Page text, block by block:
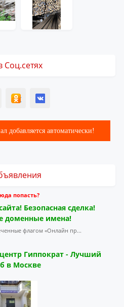
Соц.сетях
ОК ВК
добавляется автоматически!
попасть?
Безопасная сделка!
доменные имена!
флагом «Онлайн пр...
Гиппократ - Лучший
в Москве